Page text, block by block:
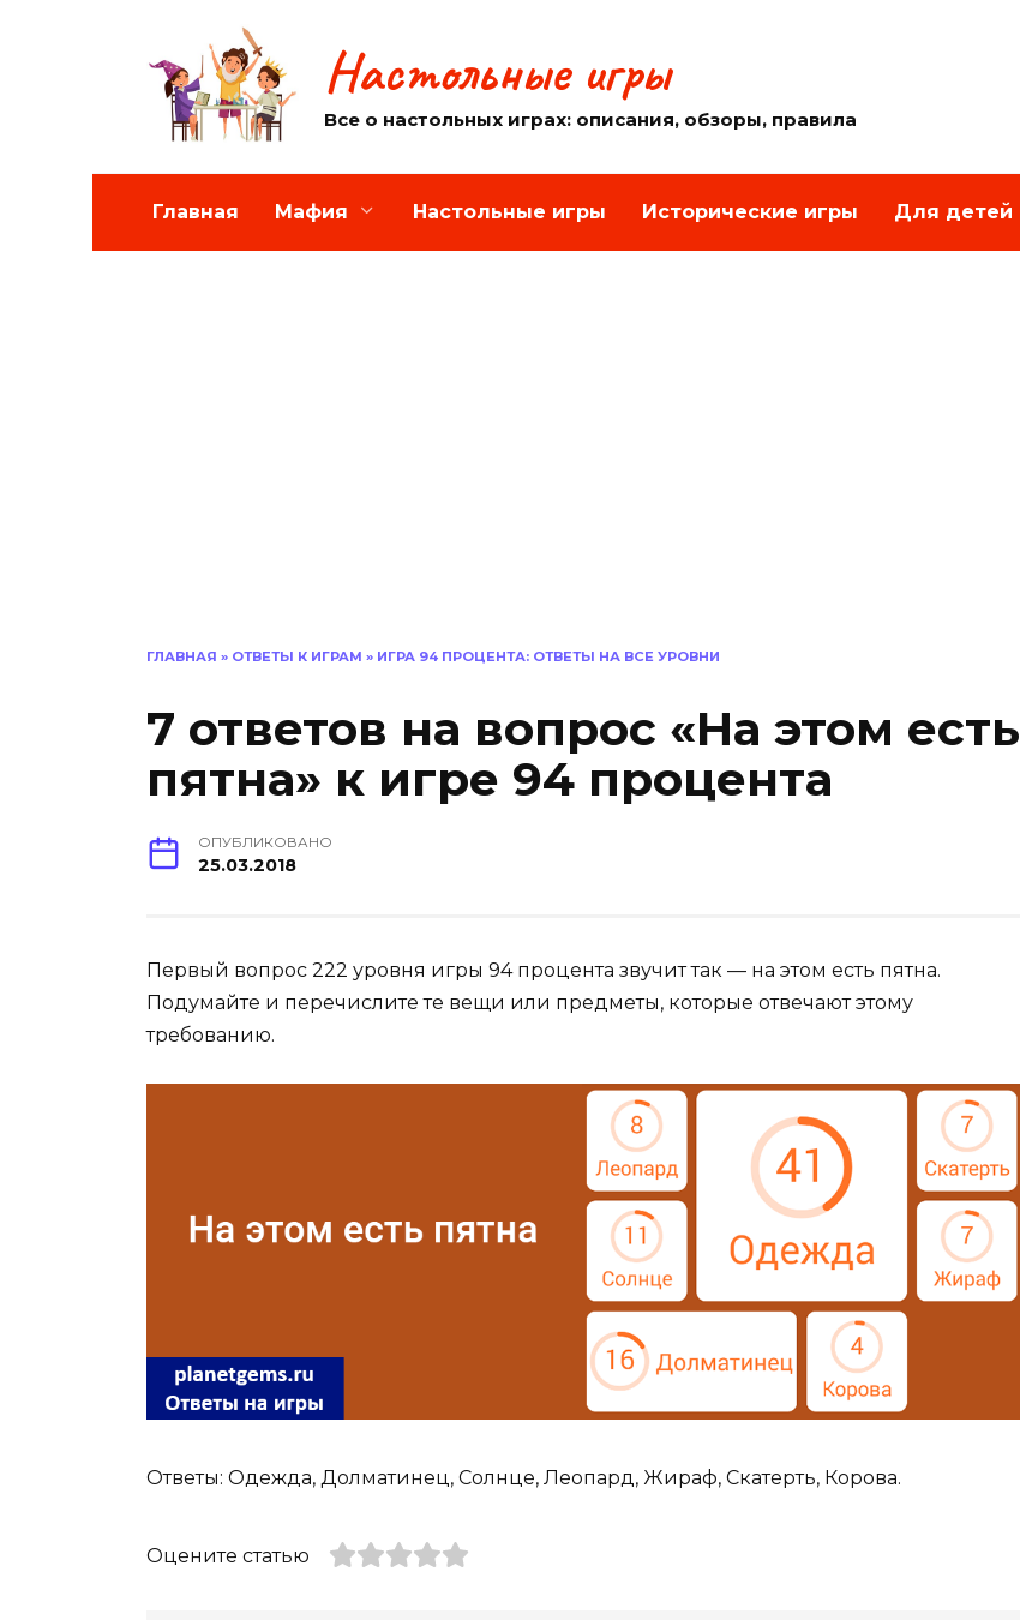
Настольные игры
Все о настольных играх: описания, обзоры, правила
Главная Мафия Настольные игры Исторические игры Для детей
ГЛАВНАЯ » ОТВЕТЫ К ИГРАМ » ИГРА 94 ПРОЦЕНТА: ОТВЕТЫ НА ВСЕ УРОВНИ
7 ответов на вопрос «На этом есть
пятна» к игре 94 процента
ОПУБЛИКОВАНО
25.03.2018
Первый вопрос 222 уровня игры 94 процента звучит так — на этом есть пятна.
Подумайте и перечислите те вещи или предметы, которые отвечают этому
требованию.
Ответы: Одежда, Долматинец, Солнце, Леопард, Жираф, Скатерть, Корова.
Оцените статью